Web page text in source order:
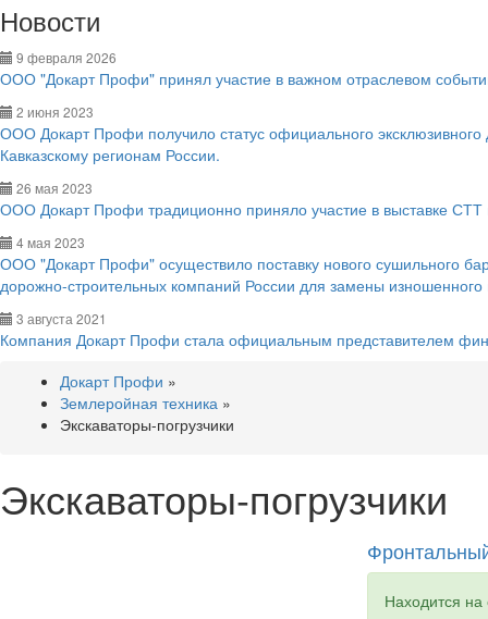
Новости
9 февраля 2026
ООО "Докарт Профи" принял участие в важном отраслевом
2 июня 2023
ООО Докарт Профи получило статус официального
Кавказскому регионам России.
26 мая 2023
ООО Докарт Профи традиционно приняло участие в выставке СТТ
4 мая 2023
ООО "Докарт Профи" осуществило поставку нового сушильного
дорожно-строительных компаний России для замены
3 августа 2021
Компания Докарт Профи стала официальным представителем
Докарт Профи »
Землеройная техника »
Экскаваторы-погрузчики
Экскаваторы-погрузчики
Находится на